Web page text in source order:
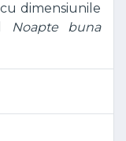
dimensiunile
Noapte buna